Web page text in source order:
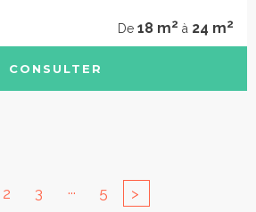
De 18 m2 à 24 m2
CONSULTER
2 3 ... 5 >